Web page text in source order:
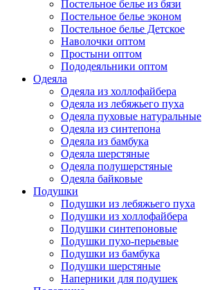
Постельное белье из бязи
Постельное белье эконом
Постельное белье Детское
Наволочки оптом
Простыни оптом
Пододеяльники оптом
Одеяла
Одеяла из холлофайбера
Одеяла из лебяжьего пуха
Одеяла пуховые натуральные
Одеяла из синтепона
Одеяла из бамбука
Одеяла шерстяные
Одеяла полушерстяные
Одеяла байковые
Подушки
Подушки из лебяжьего пуха
Подушки из холлофайбера
Подушки синтепоновые
Подушки пухо-перьевые
Подушки из бамбука
Подушки шерстяные
Наперники для подушек